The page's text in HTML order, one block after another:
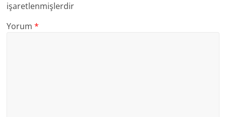
işaretlenmişlerdir
Yorum*